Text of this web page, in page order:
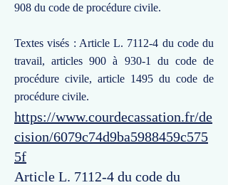
908 du code de procédure civile.
Textes visés : Article L. 7112-4 du code du
travail, articles 900 à 930-1 du code de
procédure civile, article 1495 du code de
procédure civile.
https://www.courdecassation.fr/de
cision/6079c74d9ba5988459c575
5f
Article L. 7112-4 du code du